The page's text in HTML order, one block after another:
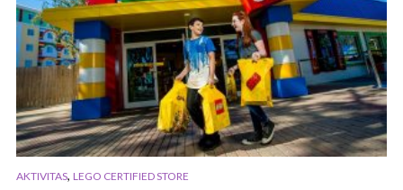
AKTIVITAS, LEGO CERTIFIED STORE